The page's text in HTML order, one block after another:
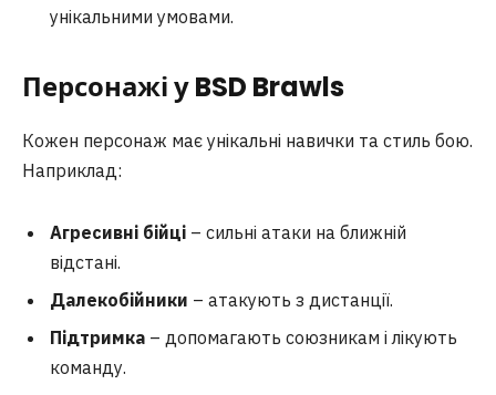
унікальними умовами.
Персонажі у BSD Brawls
Кожен персонаж має унікальні навички та стиль бою.
Наприклад:
Агресивні бійці – сильні атаки на ближній
відстані.
Далекобійники – атакують з дистанції.
Підтримка – допомагають союзникам і лікують
команду.